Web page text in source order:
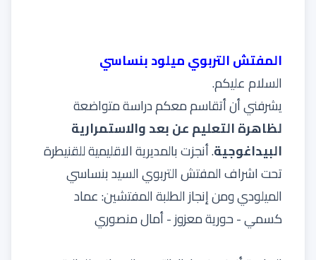
المفتش التربوي ميلود بنساسي
السلام عليكم.
يشرفني أن أتقاسم معكم دراسة متواضعة
لظاهرة التعليم عن بعد والاستمرارية
البيداغوجية. أنجزت بالمديرية الاقليمية للقنيطرة
تحت اشراف المفتش التربوي السيد بنساسي
الميلودي ومن إنجاز الطلبة المفتشين: عماد
كسمي - حورية معزوز - أمال منصوري